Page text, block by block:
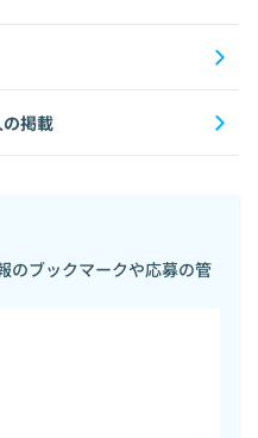
の掲載
のブックマークや応募の管